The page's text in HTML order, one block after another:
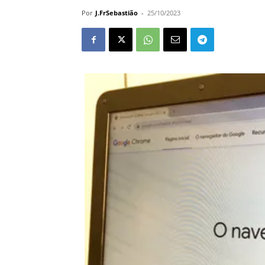
Por J.FrSebastião - 25/10/2023